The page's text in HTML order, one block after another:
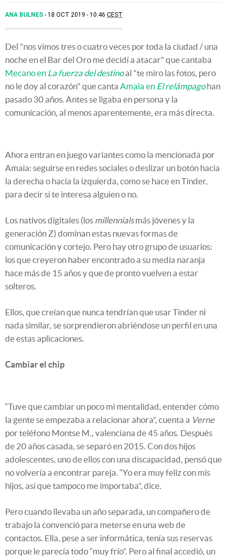
ANA BULNES 18 OCT 2019 - 10:46 CEST
Del "nos vimos tres o cuatro veces por toda la ciudad / una
noche en el Bar del Oro me decidí a atacar" que cantaba
Mecano en La fuerza del destinoal "te miro las fotos, pero
no le doy al corazón" que canta Amaia en El relámpagohan
pasado 30 años. Antes se ligaba en persona y la
comunicación, al menos aparentemente, era más directa.
Ahora entran en juego variantes como la mencionada por
Amaia: seguirse en redes sociales o deslizar un botón hacia
la derecha o hacia la izquierda, como se hace en Tinder,
para decir si te interesa alguien o no.
Los nativos digitales (los millennialsmás jóvenes y la
generación Z) dominan estas nuevas formas de
comunicación y cortejo. Pero hay otro grupo de usuarios:
los que creyeron haber encontrado a su media naranja
hace más de 15 años y que de pronto vuelven a estar
solteros.
Ellos, que creían que nunca tendrían que usar Tinder ni
nada similar, se sorprendieron abriéndose un perfil en una
de estas aplicaciones.
Cambiar el chip
“Tuve que cambiar un poco mi mentalidad, entender cómo
la gente se empezaba a relacionar ahora”, cuenta a Verne
por teléfono Montse M., valenciana de 45 años. Después
de 20 años casada, se separó en 2015. Con dos hijos
adolescentes, uno de ellos con una discapacidad, pensó que
no volvería a encontrar pareja. “Yo era muy feliz con mis
hijos, así que tampoco me importaba”, dice.
Pero cuando llevaba un año separada, un compañero de
trabajo la convenció para meterse en una web de
contactos. Ella, pese a ser informática, tenía sus reservas
porque le parecía todo “muy frío”. Pero al final accedió, un